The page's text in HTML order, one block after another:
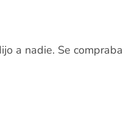
a nadie. Se compraba